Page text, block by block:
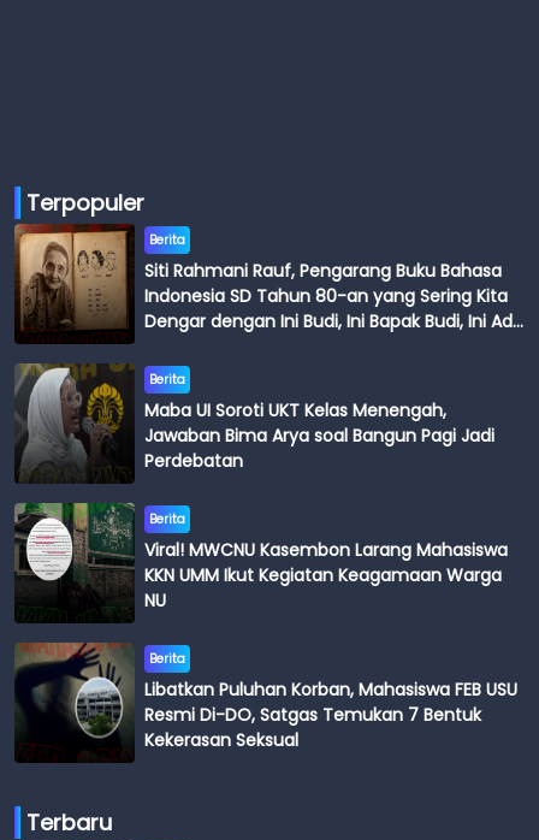
Terpopuler
Berita
Siti Rahmani Rauf, Pengarang Buku Bahasa
Indonesia SD Tahun 80-an yang Sering Kita
Dengar dengan Ini Budi, Ini Bapak Budi, Ini Adik
Berita
Maba UI Soroti UKT Kelas Menengah,
Jawaban Bima Arya soal Bangun Pagi Jadi
Perdebatan
Berita
Viral! MWCNU Kasembon Larang Mahasiswa
KKN UMM Ikut Kegiatan Keagamaan Warga
NU
Berita
Libatkan Puluhan Korban, Mahasiswa FEB USU
Resmi Di-DO, Satgas Temukan 7 Bentuk
Kekerasan Seksual
Terbaru